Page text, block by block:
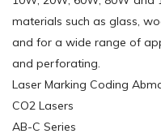
materials such as glass,
and for a wide range of
and perforating.
Laser Marking Coding
CO2 Lasers
AB-C Series